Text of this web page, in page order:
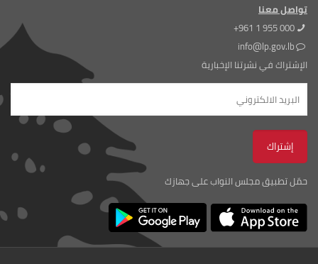
تواصل معنا
+961 1 955 000
info@lp.gov.lb
الإشتراك في نشرتنا الإخبارية
حمّل تطبيق مجلس النواب على جهازك